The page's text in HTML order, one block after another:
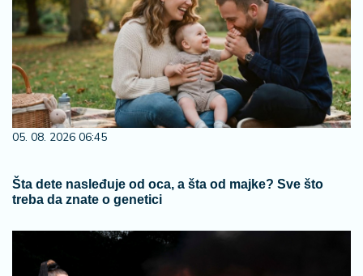
05. 08. 2026 06:45
Šta dete nasleđuje od oca, a šta od majke? Sve što
treba da znate o genetici